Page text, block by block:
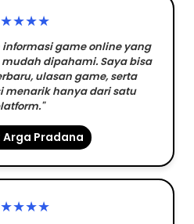
game online yang
dipahami. Saya bisa
ulasan game, serta
menarik hanya dari satu
Arga Pradana